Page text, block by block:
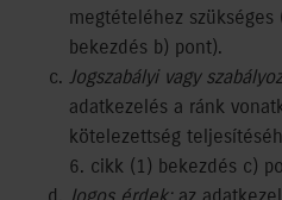
megtételéhez szükséges
bekezdés b) pont).
Jogszabályi vagy
adatkezelés a ránk
kötelezettség
6. cikk (1) bekezdés c)